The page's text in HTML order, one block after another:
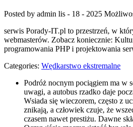
Posted by admin lis - 18 - 2025
serwis Porady-IT.pl to przestrzeń, w
webmasterów. Zobacz koniecznie:
programowania PHP i projektowania
Categories: Wędkarstwo ekstremalne
Podróż nocnym pociągiem ma w
uwagi, a autobus rzadko daje
Wsiada się wieczorem, często z
znikają, a człowiek czuje, że
czasem nawet prestiżu. Dawne